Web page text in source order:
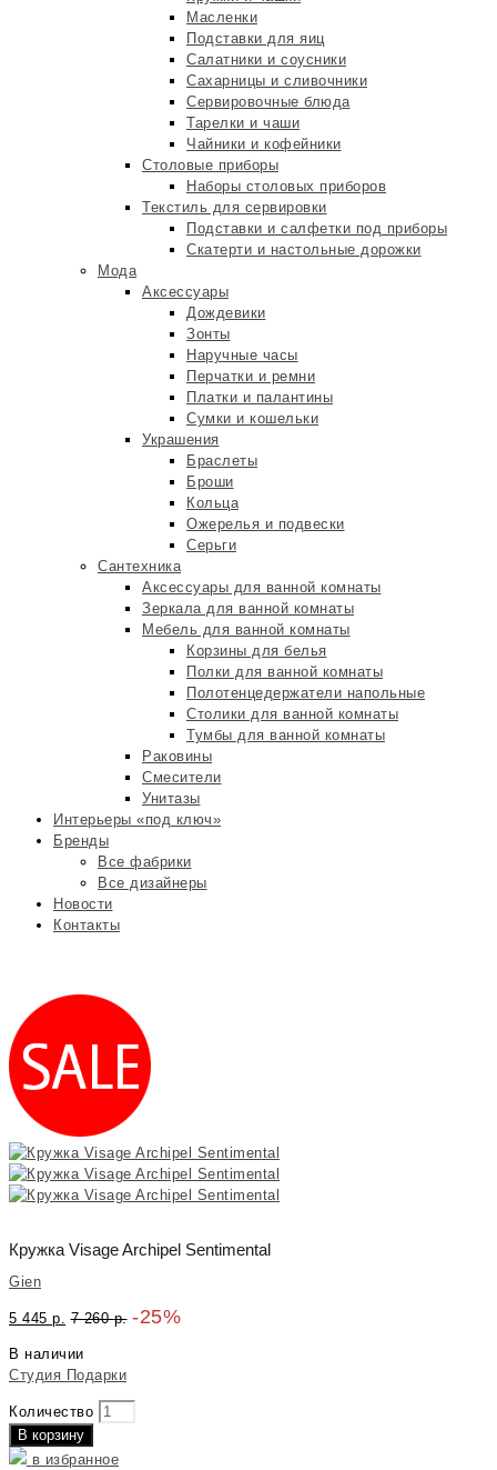
Масленки
Подставки для яиц
Салатники и соусники
Сахарницы и сливочники
Сервировочные блюда
Тарелки и чаши
Чайники и кофейники
Столовые приборы
Наборы столовых приборов
Текстиль для сервировки
Подставки и салфетки под приборы
Скатерти и настольные дорожки
Мода
Аксессуары
Дождевики
Зонты
Наручные часы
Перчатки и ремни
Платки и палантины
Сумки и кошельки
Украшения
Браслеты
Броши
Кольца
Ожерелья и подвески
Серьги
Сантехника
Аксессуары для ванной комнаты
Зеркала для ванной комнаты
Мебель для ванной комнаты
Корзины для белья
Полки для ванной комнаты
Полотенцедержатели напольные
Столики для ванной комнаты
Тумбы для ванной комнаты
Раковины
Смесители
Унитазы
Интерьеры «под ключ»
Бренды
Все фабрики
Все дизайнеры
Новости
Контакты
Кружка Visage Archipel Sentimental
Gien
5 445 р. 7 260р. -25%
В наличии
Студия Подарки
Количество
В корзину
в избранное